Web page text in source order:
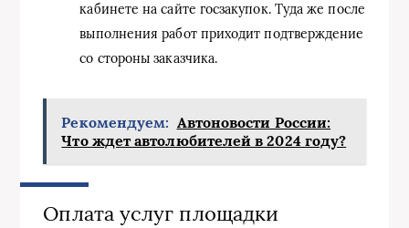
кабинете на сайте госзакупок. Туда же после
выполнения работ приходит подтверждение
со стороны заказчика.
Рекомендуем: Автоновости России:
Что ждет автолюбителей в 2024 году?
Оплата услуг площадки